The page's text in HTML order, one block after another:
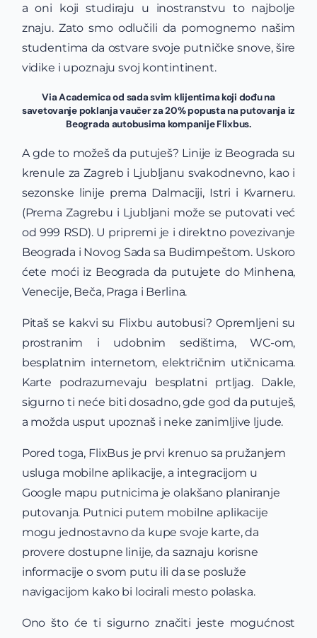
a oni koji studiraju u inostranstvu to najbolje
znaju. Zato smo odlučili da pomognemo našim
studentima da ostvare svoje putničke snove, šire
vidike i upoznaju svoj kontintinent.
Via Academica od sada svim klijentima koji dođu na
savetovanje poklanja vaučer za 20% popusta na putovanja iz
Beograda autobusima kompanije Flixbus.
A gde to možeš da putuješ? Linije iz Beograda su
krenule za Zagreb i Ljubljanu svakodnevno, kao i
sezonske linije prema Dalmaciji, Istri i Kvarneru.
(Prema Zagrebu i Ljubljani može se putovati već
od 999 RSD). U pripremi je i direktno povezivanje
Beograda i Novog Sada sa Budimpeštom. Uskoro
ćete moći iz Beograda da putujete do Minhena,
Venecije, Beča, Praga i Berlina.
Pitaš se kakvi su Flixbu autobusi? Opremljeni su
prostranim i udobnim sedištima, WC-om,
besplatnim internetom, električnim utičnicama.
Karte podrazumevaju besplatni prtljag. Dakle,
sigurno ti neće biti dosadno, gde god da putuješ,
a možda usput upoznaš i neke zanimljive ljude.
Pored toga, FlixBus je prvi krenuo sa pružanjem
usluga mobilne aplikacije, a integracijom u
Google mapu putnicima je olakšano planiranje
putovanja. Putnici putem mobilne aplikacije
mogu jednostavno da kupe svoje karte, da
provere dostupne linije, da saznaju korisne
informacije o svom putu ili da se posluže
navigacijom kako bi locirali mesto polaska.
Ono što će ti sigurno značiti jeste mogućnost